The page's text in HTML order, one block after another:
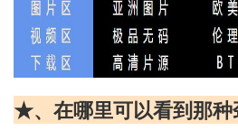
★、在哪里可以看到那种